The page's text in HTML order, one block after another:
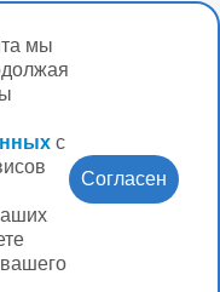
мы
с
Согласен